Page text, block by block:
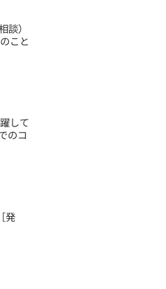
）
こと
して
のコ
発